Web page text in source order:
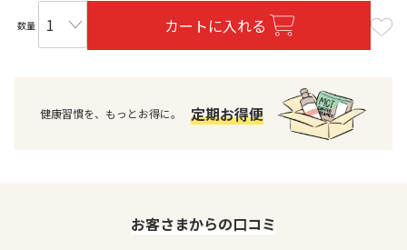
数量 カートに入れる
健康習慣を、もっとお得に。 定期お得便
お客さまからの口コミ